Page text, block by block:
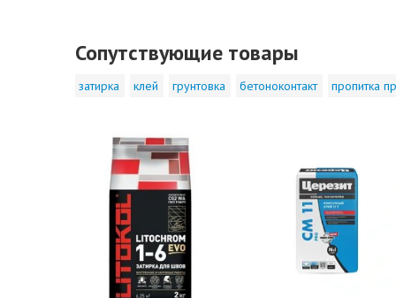
Сопутствующие товары
затирка клей грунтовка бетоноконтакт пропитка